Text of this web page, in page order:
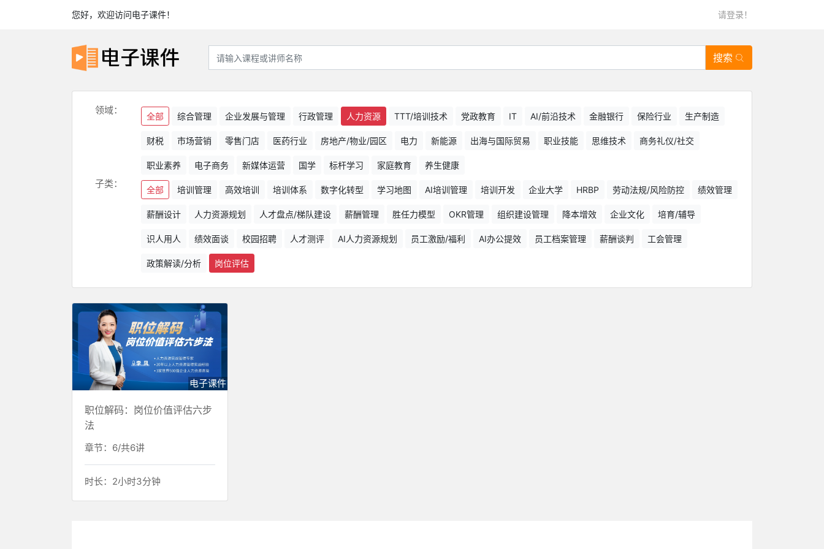
您好，欢迎访问电子课件！ 请登录！
搜索
领域：
全部 综合管理 企业发展与管理 行政管理 人力资源 TTT/培训技术 党政教育 IT AI/前沿技术 金融银行 保险行业 生产制造
财税 市场营销 零售门店 医药行业 房地产/物业/园区 电力 新能源 出海与国际贸易 职业技能 思维技术 商务礼仪/社交
职业素养 电子商务 新媒体运营 国学 标杆学习 家庭教育 养生健康
子类：
全部 培训管理 高效培训 培训体系 数字化转型 学习地图 AI培训管理 培训开发 企业大学 HRBP 劳动法规/风险防控 绩效管理
薪酬设计 人力资源规划 人才盘点/梯队建设 薪酬管理 胜任力模型 OKR管理 组织建设管理 降本增效 企业文化 培育/辅导
识人用人 绩效面谈 校园招聘 人才测评 AI人力资源规划 员工激励/福利 AI办公提效 员工档案管理 薪酬谈判 工会管理
政策解读/分析 岗位评估
电子课件
职位解码：岗位价值评估六步
法
章节：6/共6讲
时长：2小时3分钟